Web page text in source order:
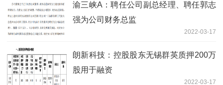
渝三峡A：聘任公司副总经理、聘任郭志
强为公司财务总监
2022-03-17
朗新科技：控股股东无锡群英质押200万
股用于融资
2022-03-17